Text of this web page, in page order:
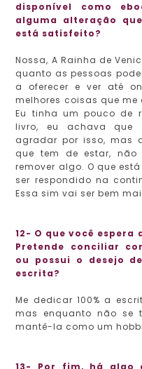
disponível como
alguma alteração
está satisfeito?
Nossa, A Rainha de
quanto as pessoas
a oferecer e ver até
melhores coisas que
Eu tinha um pouco de
livro, eu achava que
agradar por isso, mas
que tem de estar,
remover algo. O que
ser respondido na
Essa sim vai ser bem
12- O que você
Pretende conciliar
ou possui o desejo
escrita?
Me dedicar 100% a
mas enquanto não se
mantê-la como um